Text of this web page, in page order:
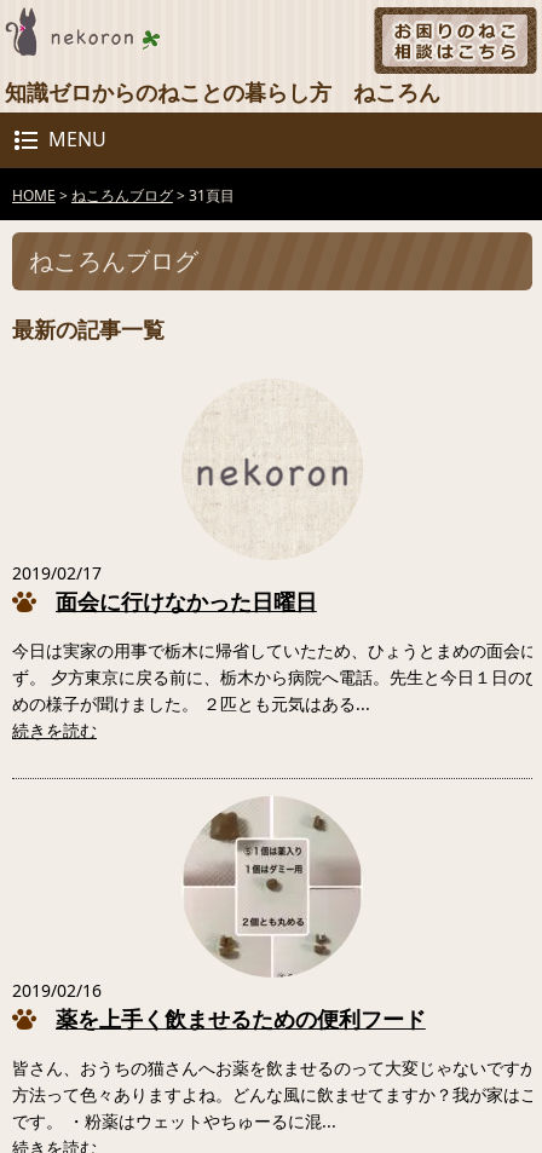
知識ゼロからのねことの暮らし方 ねころん
MENU
HOME >ねころんブログ>31頁目
ねころんブログ
最新の記事一覧
2019/02/17
面会に行けなかった日曜日
今日は実家の用事で栃木に帰省していたため、ひょうとまめの面会に
ず。 夕方東京に戻る前に、栃木から病院へ電話。先生と今日１日の
めの様子が聞けました。 ２匹とも元気はある...
続きを読む
2019/02/16
薬を上手く飲ませるための便利フード
皆さん、おうちの猫さんへお薬を飲ませるのって大変じゃないです
方法って色々ありますよね。どんな風に飲ませてますか？我が家はこ
です。 ・粉薬はウェットやちゅーるに混...
続きを読む